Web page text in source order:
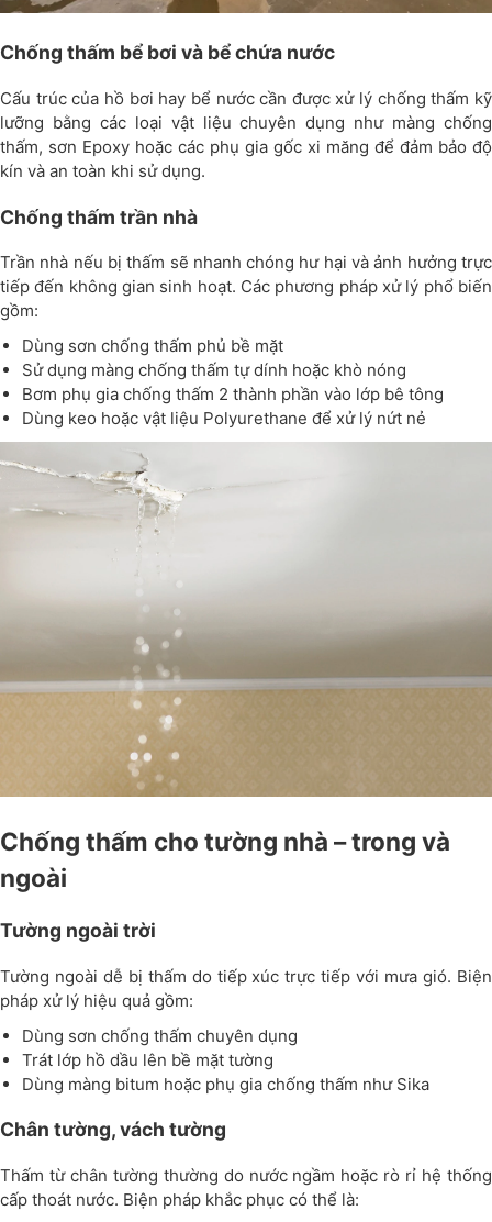
Chống thấm bể bơi và bể chứa nước
Cấu trúc của hồ bơi hay bể nước cần được xử lý chống thấm kỹ
lưỡng bằng các loại vật liệu chuyên dụng như màng chống
thấm, sơn Epoxy hoặc các phụ gia gốc xi măng để đảm bảo độ
kín và an toàn khi sử dụng.
Chống thấm trần nhà
Trần nhà nếu bị thấm sẽ nhanh chóng hư hại và ảnh hưởng trực
tiếp đến không gian sinh hoạt. Các phương pháp xử lý phổ biến
gồm:
Dùng sơn chống thấm phủ bề mặt
Sử dụng màng chống thấm tự dính hoặc khò nóng
Bơm phụ gia chống thấm 2 thành phần vào lớp bê tông
Dùng keo hoặc vật liệu Polyurethane để xử lý nứt nẻ
Chống thấm cho tường nhà – trong và
ngoài
Tường ngoài trời
Tường ngoài dễ bị thấm do tiếp xúc trực tiếp với mưa gió. Biện
pháp xử lý hiệu quả gồm:
Dùng sơn chống thấm chuyên dụng
Trát lớp hồ dầu lên bề mặt tường
Dùng màng bitum hoặc phụ gia chống thấm như Sika
Chân tường, vách tường
Thấm từ chân tường thường do nước ngầm hoặc rò rỉ hệ thống
cấp thoát nước. Biện pháp khắc phục có thể là: